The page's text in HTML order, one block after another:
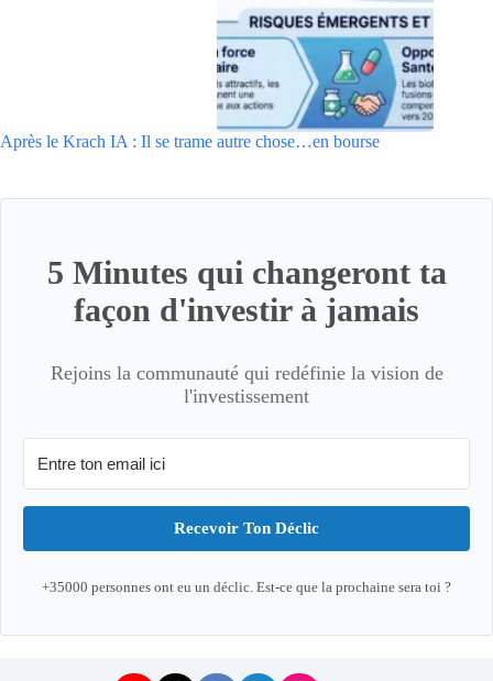
Après le Krach IA : Il se trame autre chose…en bourse
5 Minutes qui changeront ta
façon d'investir à jamais
Rejoins la communauté qui redéfinie la vision de
l'investissement
Recevoir Ton Déclic
+35000 personnes ont eu un déclic. Est-ce que la prochaine sera toi ?